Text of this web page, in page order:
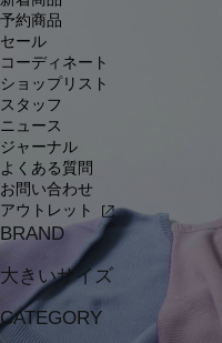
予約商品
セール
コーディネート
ショップリスト
スタッフ
ニュース
ジャーナル
よくある質問
お問い合わせ
アウトレット
BRAND
大きいサイズ
CATEGORY